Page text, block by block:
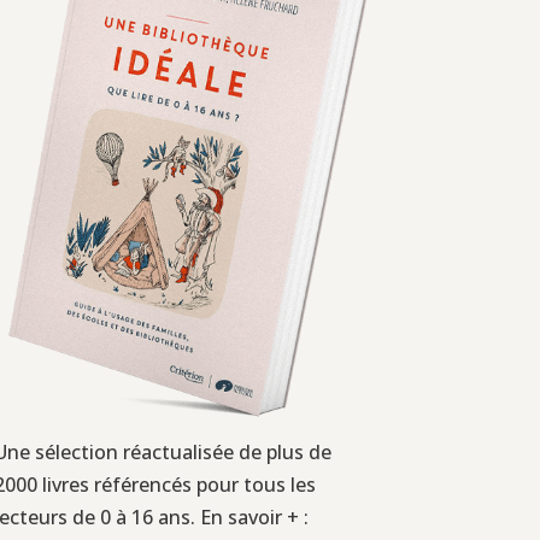
sélection réactualisée de plus de
livres référencés pour tous les
de 0 à 16 ans. En savoir + :